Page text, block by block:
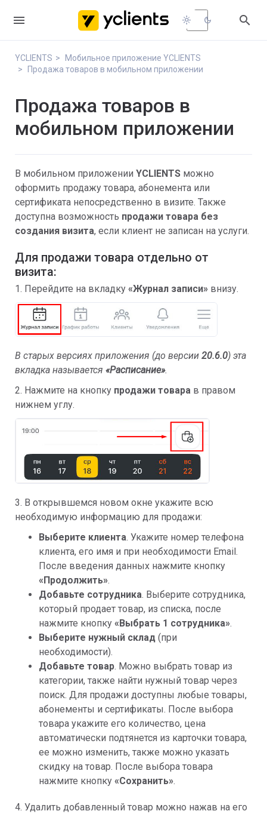
 light_mode dark_mode 
YCLIENTS
Мобильное приложение YCLIENTS
Продажа товаров в мобильном приложении
Продажа товаров в
мобильном приложении
В мобильном приложении YCLIENTS можно
оформить продажу товара, абонемента или
сертификата непосредственно в визите. Также
доступна возможность продажи товара без
создания визита, если клиент не записан на услуги.
Для продажи товара отдельно от
визита:
1. Перейдите на вкладку «Журнал записи» внизу.
В старых версиях приложения (до версии 20.6.0) эта
вкладка называется «Расписание».
2. Нажмите на кнопку продажи товара в правом
нижнем углу.
3. В открывшемся новом окне укажите всю
необходимую информацию для продажи:
Выберите клиента. Укажите номер телефона
клиента, его имя и при необходимости Email.
После введения данных нажмите кнопку
«Продолжить».
Добавьте сотрудника. Выберите сотрудника,
который продает товар, из списка, после
нажмите кнопку «Выбрать 1 сотрудника».
Выберите нужный склад (при
необходимости).
Добавьте товар. Можно выбрать товар из
категории, также найти нужный товар через
поиск. Для продажи доступны любые товары,
абонементы и сертификаты. После выбора
товара укажите его количество, цена
автоматически подтянется из карточки товара,
ее можно изменить, также можно указать
скидку на товар. После выбора товара
нажмите кнопку «Сохранить».
4. Удалить добавленный товар можно нажав на его